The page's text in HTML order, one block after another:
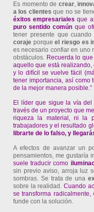
Es momento de crear,
a los clientes que no se
éxitos empresariales que
puro sentido común que
tener presente que
coraje porqueel riesgo es
es necesario confiar en uno
obstáculos. Recuerda lo
aquello que está
y lo difícil se vuelve fácil
tener importancia, así como
de la mejor manera posible.”
El líder que sigue la vía
través de un proyecto que
riqueza la material, ni la
trabajadores y el resultado
librarte de lo falso, y
A efectos de avanzar un
pensamientos, me gustaría
suele traducir como
sin previo aviso, arroja luz
sombras. Se trata de una
sobre la realidad.Cuando
se transforma radicalmente,
funde con la solución.